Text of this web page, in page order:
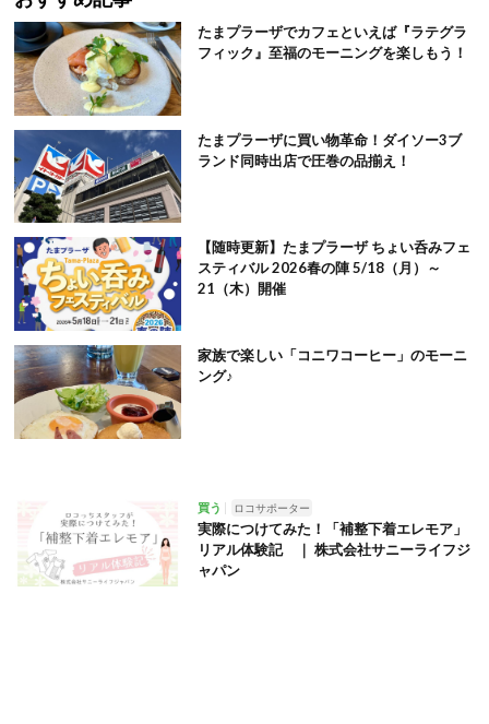
たまプラーザでカフェといえば『ラテグラ
フィック』至福のモーニングを楽しもう！
たまプラーザに買い物革命！ダイソー3ブ
ランド同時出店で圧巻の品揃え！
【随時更新】たまプラーザ ちょい呑みフェ
スティバル 2026春の陣 5/18（月）～
21（木）開催
家族で楽しい「コニワコーヒー」のモーニ
ング♪
買う ロコサポーター
実際につけてみた！「補整下着エレモア」
リアル体験記 ｜ 株式会社サニーライフジ
ャパン